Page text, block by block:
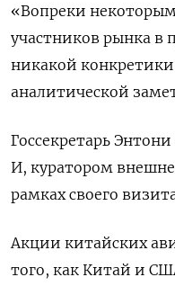
«Вопреки
участников рынка в
никакой
аналитической
Госсекретарь
И, куратором
рамках своего
Акции китайских
того, как Китай и